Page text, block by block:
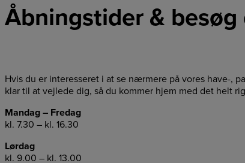
Åbningstider & besøg
Hvis du er interesseret i at se nærmere på vores have-,
klar til at vejlede dig, så du kommer hjem med det helt
Mandag – Fredag
kl. 7.30 – kl. 16.30
Lørdag
kl. 9.00 – kl. 13.00